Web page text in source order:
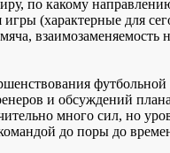
по какому
(характерные для
и обсуждений
много сил, но
до поры до